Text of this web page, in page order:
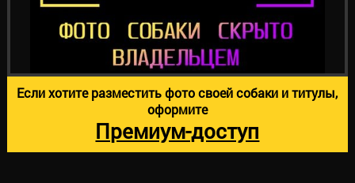
Если хотите разместить фото своей собаки и титулы,
оформите
Премиум-доступ